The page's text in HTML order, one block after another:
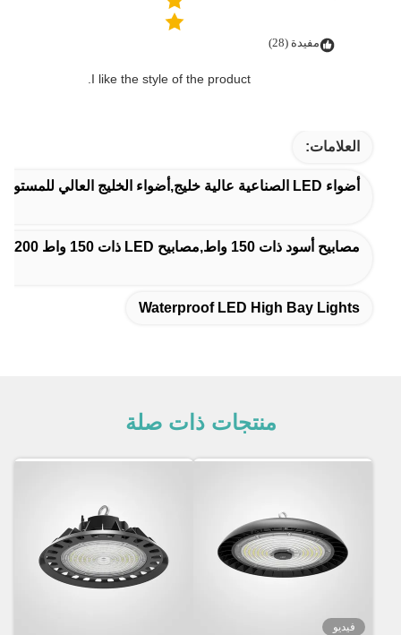
مفيدة (28)
I like the style of the product.
العلامات:
أضواء LED الصناعية عالية خليج,أضواء الخليج العالي للمستودع,مضادات المياه مصابيح LED عالية الخليج
مصابيح أسود ذات 150 واط,مصابيح LED ذات 150 واط SMD2835,6kv 200 واط ضوء LED عالية الخليج
Waterproof LED High Bay Lights
منتجات ذات صلة
فيديو